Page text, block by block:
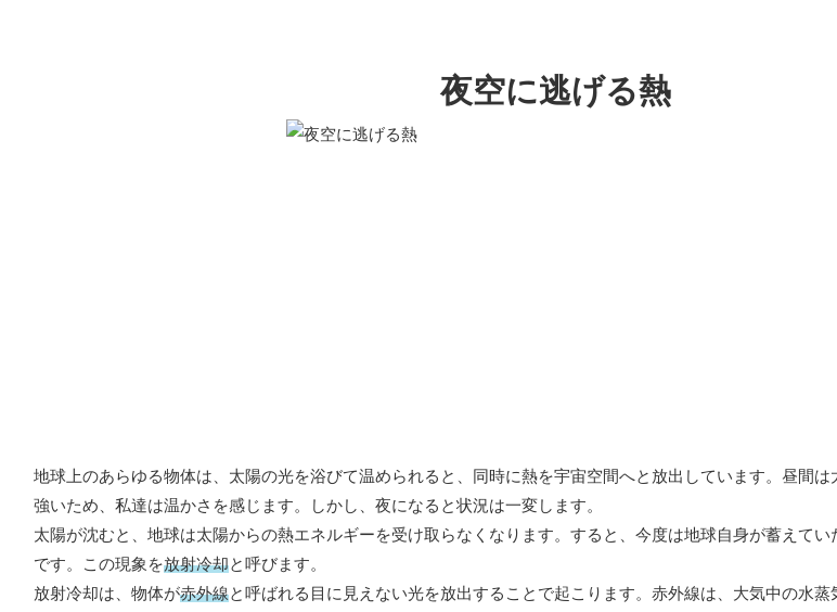
夜空に逃げる熱
地球上のあらゆる物体は、太陽の光を浴びて温められると、同時に熱を宇宙空間へと放出しています。昼間
強いため、私達は温かさを感じます。しかし、夜になると状況は一変します。
太陽が沈むと、地球は太陽からの熱エネルギーを受け取らなくなります。すると、今度は地球自身が蓄えて
です。この現象を放射冷却と呼びます。
放射冷却は、物体が赤外線と呼ばれる目に見えない光を放出することで起こります。赤外線は、大気中の水